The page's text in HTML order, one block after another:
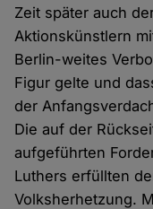
Zeit später auch
Aktionskünstlern
Berlin-weites
Figur gelte und
der
Die auf der
aufgeführten
Luthers erfüllten
Volksherhetzung.